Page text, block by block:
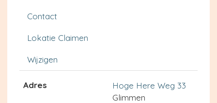
Contact
Lokatie Claimen
Wijzigen
Adres
Hoge Here Weg 33
Glimmen